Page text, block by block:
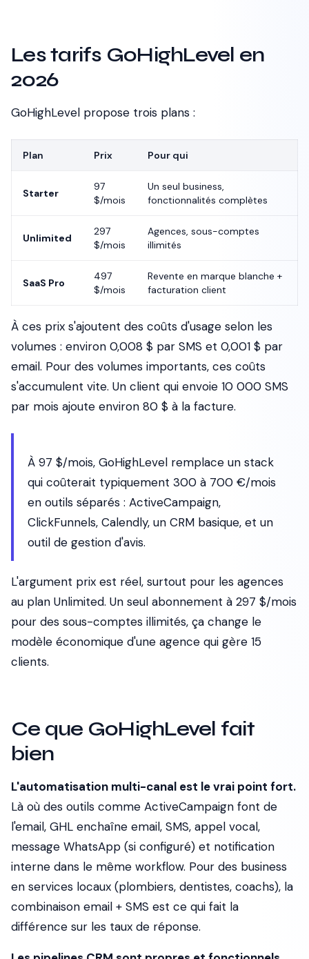
Les tarifs GoHighLevel en
2026
GoHighLevel propose trois plans :
Plan Prix Pour qui
Starter
97
$/mois
Un seul business,
fonctionnalités complètes
Unlimited
297
$/mois
Agences, sous-comptes
illimités
SaaS Pro
497
$/mois
Revente en marque blanche +
facturation client
À ces prix s'ajoutent des coûts d'usage selon les
volumes : environ 0,008 $ par SMS et 0,001 $ par
email. Pour des volumes importants, ces coûts
s'accumulent vite. Un client qui envoie 10 000 SMS
par mois ajoute environ 80 $ à la facture.
À 97 $/mois, GoHighLevel remplace un stack
qui coûterait typiquement 300 à 700 €/mois
en outils séparés : ActiveCampaign,
ClickFunnels, Calendly, un CRM basique, et un
outil de gestion d'avis.
L'argument prix est réel, surtout pour les agences
au plan Unlimited. Un seul abonnement à 297 $/mois
pour des sous-comptes illimités, ça change le
modèle économique d'une agence qui gère 15
clients.
Ce que GoHighLevel fait
bien
L'automatisation multi-canal est le vrai point fort.
Là où des outils comme ActiveCampaign font de
l'email, GHL enchaîne email, SMS, appel vocal,
message WhatsApp (si configuré) et notification
interne dans le même workflow. Pour des business
en services locaux (plombiers, dentistes, coachs), la
combinaison email + SMS est ce qui fait la
différence sur les taux de réponse.